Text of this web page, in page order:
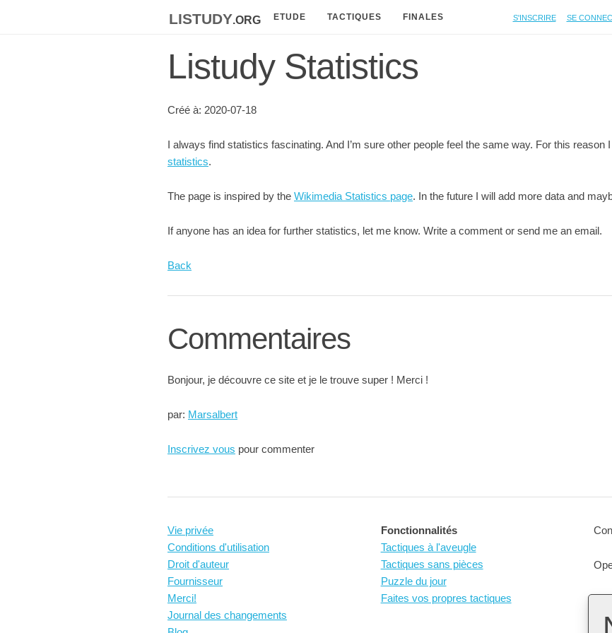
listudy.org ETUDE TACTIQUES FINALES S'inscrire Se
Listudy Statistics
Créé à: 2020-07-18
I always find statistics fascinating. And I’m sure other people feel the same way. For this reason
statistics.
The page is inspired by the Wikimedia Statistics page. In the future I will add more data and
If anyone has an idea for further statistics, let me know. Write a comment or send me an email.
Back
Commentaires
Bonjour, je découvre ce site et je le trouve super ! Merci !
par: Marsalbert
Inscrivez vous pour commenter
Vie privée
Conditions d'utilisation
Droit d'auteur
Fournisseur
Merci!
Journal des changements
Fonctionnalités
Tactiques à l'aveugle
Tactiques sans pièces
Puzzle du jour
Faites vos propres tactiques